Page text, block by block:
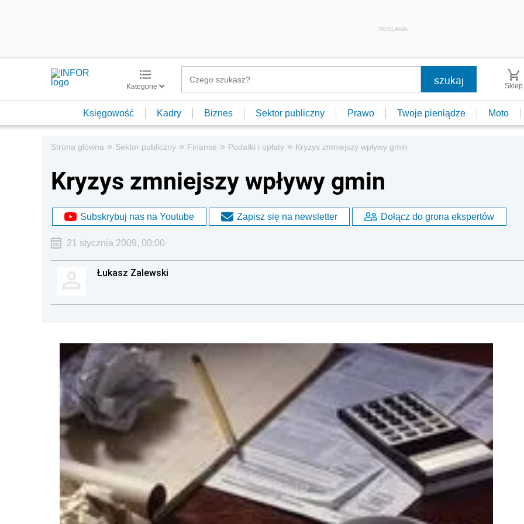
REKLAMA
Kategorie Sklep
Księgowość Kadry Biznes Sektor publiczny Prawo Twoje pieniądze Moto
Strona główna » Sektor publiczny » Finanse » Podatki i opłaty » Kryzys zmniejszy wpływy gmin
Kryzys zmniejszy wpływy gmin
Subskrybuj nas na Youtube Zapisz się na newsletter Dołącz do grona ekspertów
21 stycznia 2009, 00:00
Łukasz Zalewski